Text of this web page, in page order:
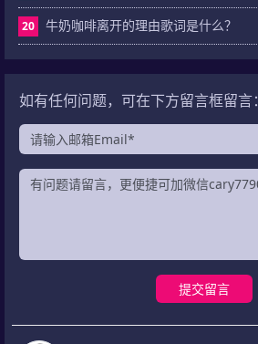
20 牛奶咖啡离开的理由歌词是什么？
如有任何问题，可在下方留言框留言：
提交留言